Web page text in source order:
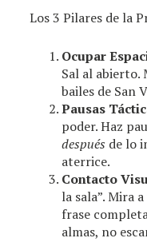
Los 3 Pilares de la
Ocupar
Sal al
bailes de San
Pausas
poder. Haz
después de lo
aterrice.
Contacto
la sala”. Mira
frase
almas, no